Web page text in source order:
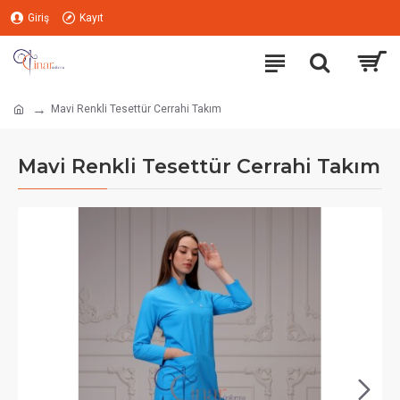
Giriş Kayıt
Mavi Renkli Tesettür Cerrahi Takım
Mavi Renkli Tesettür Cerrahi Takım